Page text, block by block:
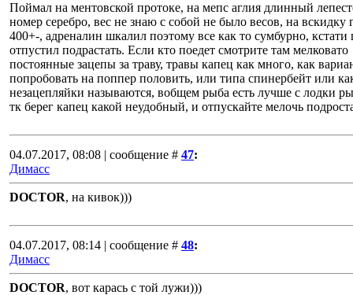
Поймал на ментовской протоке, на мепс аглия длинный
номер серебро, вес не знаю с собой не было весов, на вскидку
400+-, адреналин шкалил поэтому все как то сумбурно,
отпустил подрастать. Если кто поедет смотрите там мелковато
постоянные зацепы за траву, травы капец как много, как
попробовать на поппер половить, или типа спинербейт или
незацепляйки называются, вобщем рыба есть лучше с лодки
тк берег капец какой неудобный, и отпускайте мелочь
04.07.2017, 08:08 | сообщение # 47:
Димасс
DOCTOR, на кивок)))
04.07.2017, 08:14 | сообщение # 48:
Димасс
DOCTOR, вот карась с той лужи)))